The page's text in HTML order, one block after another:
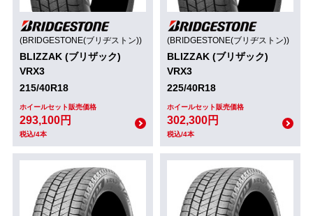
(BRIDGESTONE(ブリヂストン))
BLIZZAK (ブリザック)
VRX3
215/40R18
ホイールセット販売価格
293,100円
税込/4本
(BRIDGESTONE(ブリヂストン))
BLIZZAK (ブリザック)
VRX3
225/40R18
ホイールセット販売価格
302,300円
税込/4本